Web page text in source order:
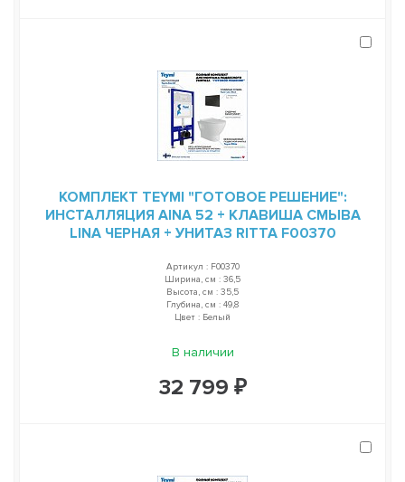
КОМПЛЕКТ TEYMI "ГОТОВОЕ РЕШЕНИЕ":
ИНСТАЛЛЯЦИЯ AINA 52 + КЛАВИША СМЫВА
LINA ЧЕРНАЯ + УНИТАЗ RITTA F00370
Артикул : F00370
Ширина, см : 36,5
Высота, см : 35,5
Глубина, см : 49,8
Цвет : Белый
В наличии
32 799 ₽